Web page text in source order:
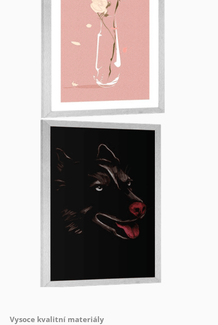
Vysoce kvalitní materiály